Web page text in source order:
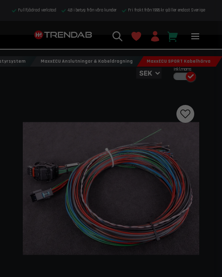
Fullfjädrad verkstad 4,8 i betyg från våra kunder Fri frakt från 1995 kr gäller endast Sverige
Inkl.moms
MaxxECU Anslutningar & Kabeldragning MaxxECU SPORT Kabelhärva